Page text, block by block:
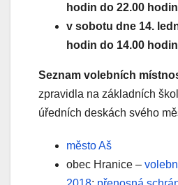
hodin do 22.00 hodin
v sobotu dne 14.
hodin do 14.00 hodin
Seznam volebních
zpravidla na základních
úředních deskách svého
město Aš
obec Hranice –